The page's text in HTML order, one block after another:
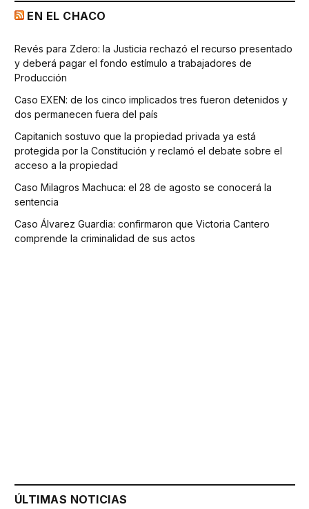
EN EL CHACO
Revés para Zdero: la Justicia rechazó el recurso presentado
y deberá pagar el fondo estímulo a trabajadores de
Producción
Caso EXEN: de los cinco implicados tres fueron detenidos y
dos permanecen fuera del país
Capitanich sostuvo que la propiedad privada ya está
protegida por la Constitución y reclamó el debate sobre el
acceso a la propiedad
Caso Milagros Machuca: el 28 de agosto se conocerá la
sentencia
Caso Álvarez Guardia: confirmaron que Victoria Cantero
comprende la criminalidad de sus actos
ÚLTIMAS NOTICIAS